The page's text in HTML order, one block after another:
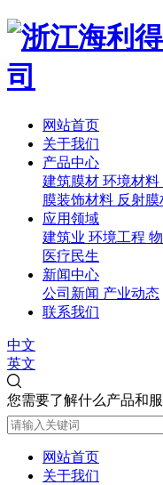
网站首页
关于我们
产品中心
建筑膜材 环境材料
膜装饰材料 反射膜
应用领域
建筑业 环境工程
医疗民生
新闻中心
公司新闻 产业动态
联系我们
中文
英文
您需要了解什么产品和
网站首页
关于我们